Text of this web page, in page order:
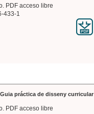
PDF acceso libre
433-1
práctica de disseny curricular
PDF acceso libre